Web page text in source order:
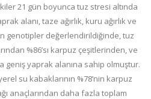
21 gün boyunca tuz stresi altında
alanı, taze ağırlık, kuru ağırlık ve
genotipler değerlendirildiğinde, tuz
%86’sı karpuz çeşitlerinden, ve
geniş yaprak alanına sahip olmuştur.
su kabaklarının %78’nin karpuz
anaçlarından daha fazla toplam